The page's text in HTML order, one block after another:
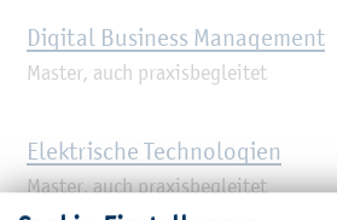
Di­gi­tal Busi­ness Ma­nage­ment
Mas­ter, auch pra­xis­be­glei­tet
Elek­tri­sche Tech­no­lo­gi­en
Mas­ter, auch pra­xis­be­glei­tet